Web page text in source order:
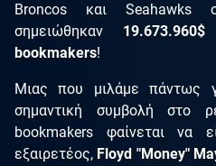
Broncos και Seahawks
σημειώθηκαν
bookmakers!
Μιας που μιλάμε πάντως
σημαντική συμβολή στο
bookmakers φαίνεται να
εξαιρετέος, Floyd "Money"